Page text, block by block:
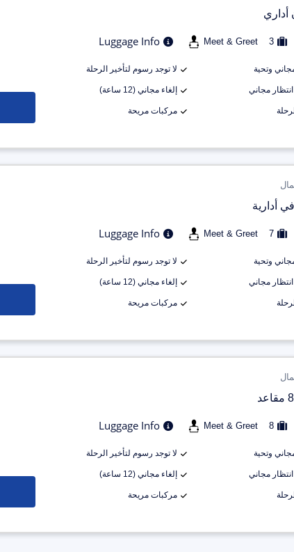
أداري
3
Meet & Greet
Luggage Info
وتحية لا توجد رسوم لتأخير الرحلة
مجاني إلغاء مجاني (12 ساعة)
مركبات مريحة
أدارية
7
Meet & Greet
Luggage Info
وتحية لا توجد رسوم لتأخير الرحلة
مجاني إلغاء مجاني (12 ساعة)
مركبات مريحة
8
Meet & Greet
Luggage Info
وتحية لا توجد رسوم لتأخير الرحلة
مجاني إلغاء مجاني (12 ساعة)
مركبات مريحة